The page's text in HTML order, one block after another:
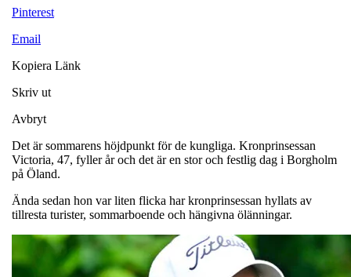
Pinterest
Email
Kopiera Länk
Skriv ut
Avbryt
Det är sommarens höjdpunkt för de kungliga. Kronprinsessan
Victoria, 47, fyller år och det är en stor och festlig dag i Borgholm
på Öland.
Ända sedan hon var liten flicka har kronprinsessan hyllats av
tillresta turister, sommarboende och hängivna ölänningar.